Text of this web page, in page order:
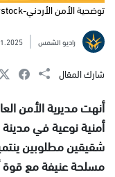
توضحية الأمن الأردني-shutterstock
راديو الشمس
شارك المقال
أنهت مديرية الأمن
أمنية نوعية في
شقيقين مطلوبين
مسلحة عنيفة مع قوة